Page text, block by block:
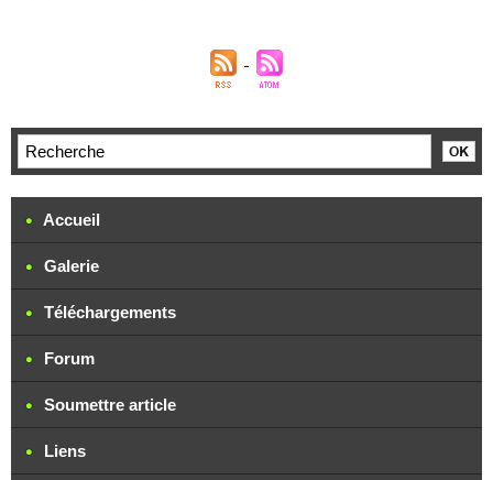
Accueil
Galerie
Téléchargements
Forum
Soumettre article
Liens